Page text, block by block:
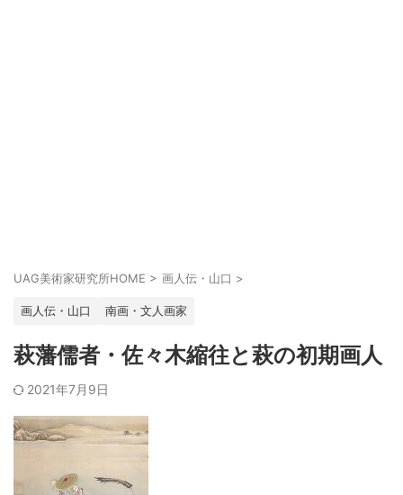
UAG美術家研究所HOME > 画人伝・山口 >
画人伝・山口 南画・文人画家
萩藩儒者・佐々木縮往と萩の初期画人
2021年7月9日